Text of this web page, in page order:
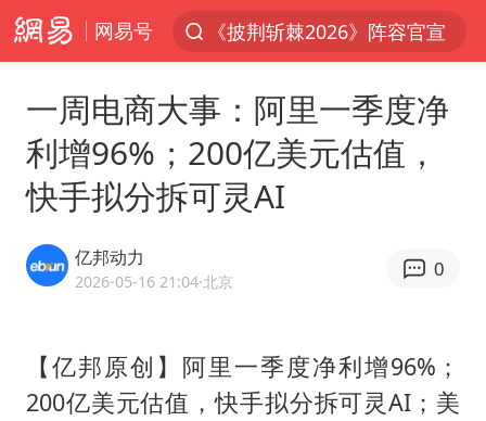
网易号
《披荆斩棘2026》阵容官宣
于东来回应胖东来近25年老店年底关闭
白海豚北上或致京津冀暴雨
上门女婿出轨女邻居多年被判重婚罪
香港刷新1884年以来最高气温纪录
一周电商大事：阿里一季度净
利增96%；200亿美元估值，
快手拟分拆可灵AI
亿邦动力
2026-05-16 21:04·北京
0
【亿邦原创】阿里一季度净利增96%；
200亿美元估值，快手拟分拆可灵AI；美